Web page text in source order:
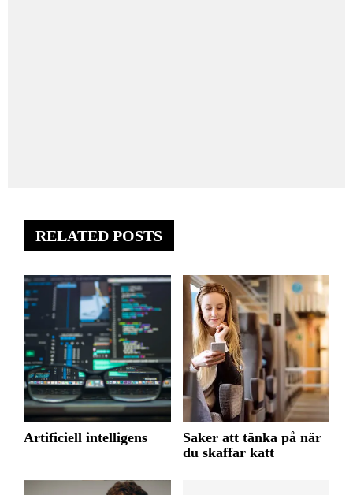
RELATED POSTS
Artificiell intelligens
Saker att tänka på när
du skaffar katt